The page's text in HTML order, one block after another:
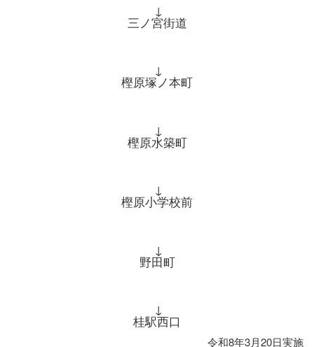
↓
三ノ宮街道
↓
樫原塚ノ本町
↓
樫原水築町
↓
樫原小学校前
↓
野田町
↓
桂駅西口
令和8年3月20日実施